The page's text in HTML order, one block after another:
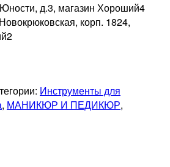
д.3, магазин Хороший4
корп. 1824,
2
Инструменты для
, МАНИКЮР И ПЕДИКЮР,